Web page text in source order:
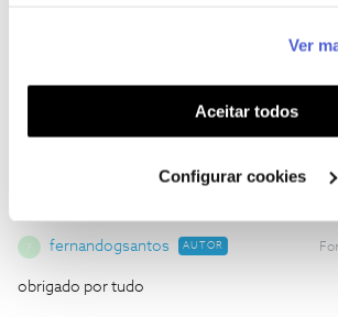
funcionalidades (cookies de
funcionalidade) e adaptar anúncios aos
(cookies de publicidade personalizada).
utilização dos cookies clicando em "
Ver
Aceitar todos
Configurar cookies
com esse endereço
fernandogsantos AUTOR
obrigado por tudo